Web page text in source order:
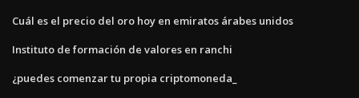
Cuál es el precio del oro hoy en emiratos árabes unidos
Instituto de formación de valores en ranchi
¿puedes comenzar tu propia criptomoneda_